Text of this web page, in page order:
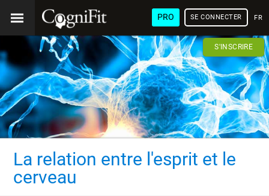
PRO SE CONNECTER
S'INSCRIRE
La relation entre l'esprit et le
cerveau